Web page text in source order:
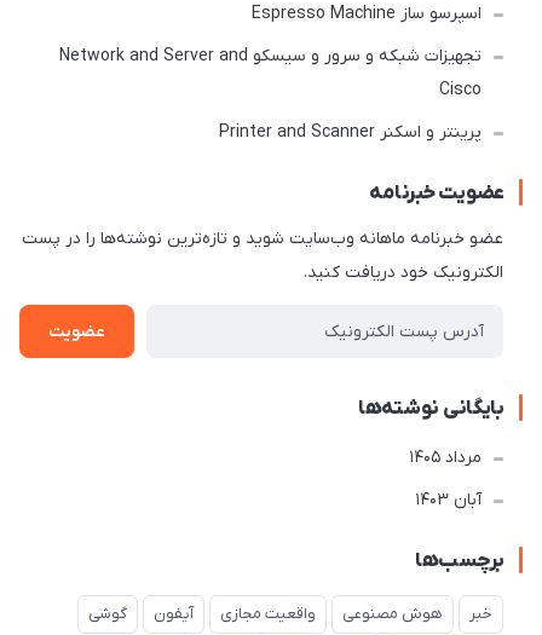
اسپرسو ساز Espresso Machine
تجهیزات شبکه و سرور و سیسکو Network and Server and
Cisco
پرینتر و اسکنر Printer and Scanner
عضویت خبرنامه
عضو خبرنامه ماهانه وب‌سایت شوید و تازه‌ترین نوشته‌ها را در پست
الکترونیک خود دریافت کنید.
عضویت
بایگانی نوشته‌ها
مرداد 1405
آبان 1403
برچسب‌ها
خبر هوش مصنوعی واقعیت مجازی آیفون گوشی